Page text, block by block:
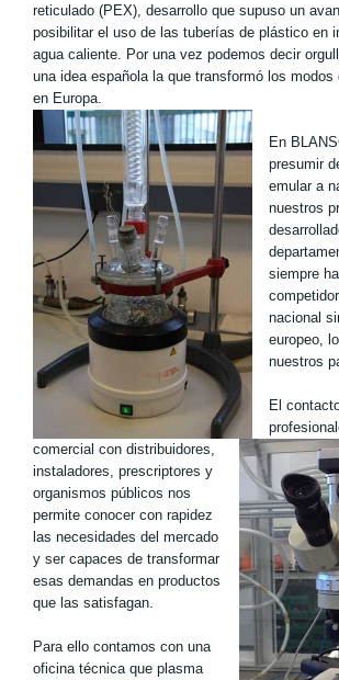
reticulado (PEX), desarrollo que supuso un
posibilitar el uso de las tuberías de plástico en
agua caliente. Por una vez podemos decir
una idea española la que transformó los modos
en Europa.
En
presumir
emular a
nuestros
siempre
nacional
europeo,
nuestros
El
comercial con distribuidores,
instaladores, prescriptores y
organismos públicos nos
permite conocer con rapidez
las necesidades del mercado
y ser capaces de transformar
esas demandas en productos
que las satisfagan.
Para ello contamos con una
oficina técnica que plasma